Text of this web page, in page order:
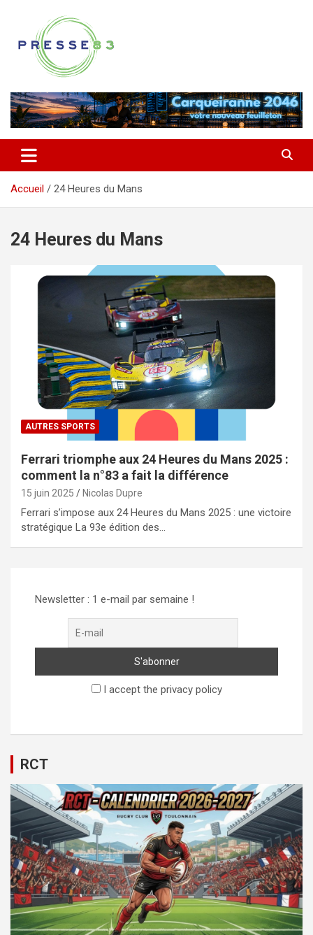
contenu
Presse 83
Accueil 24 Heures du Mans
24 Heures du Mans
AUTRES SPORTS
Ferrari triomphe aux 24 Heures du Mans 2025 :
comment la n°83 a fait la différence
15 juin 2025 Nicolas Dupre
Ferrari s’impose aux 24 Heures du Mans 2025 : une victoire
stratégique La 93e édition des…
Newsletter : 1 e-mail par semaine !
I accept the privacy policy
RCT